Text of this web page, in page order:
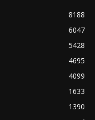
8188
6047
5428
4695
4099
1633
1390